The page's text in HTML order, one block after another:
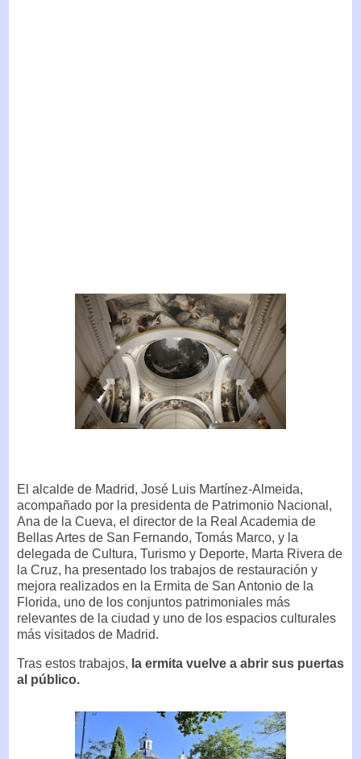
El alcalde de Madrid, José Luis Martínez-Almeida,
acompañado por la presidenta de Patrimonio Nacional,
Ana de la Cueva, el director de la Real Academia de
Bellas Artes de San Fernando, Tomás Marco, y la
delegada de Cultura, Turismo y Deporte, Marta Rivera de
la Cruz, ha presentado los trabajos de restauración y
mejora realizados en la Ermita de San Antonio de la
Florida, uno de los conjuntos patrimoniales más
relevantes de la ciudad y uno de los espacios culturales
más visitados de Madrid.
Tras estos trabajos, la ermita vuelve a abrir sus puertas
al público.